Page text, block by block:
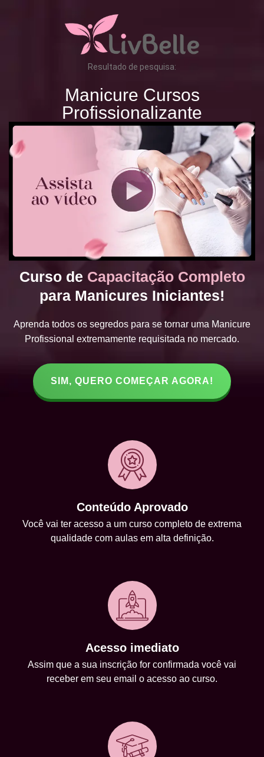
Resultado de pesquisa:
Manicure Cursos
Profissionalizante
Curso de Capacitação Completo
para Manicures Iniciantes!
Aprenda todos os segredos para se tornar uma Manicure
Profissional extremamente requisitada no mercado.
SIM, QUERO COMEÇAR AGORA!
Conteúdo Aprovado
Você vai ter acesso a um curso completo de extrema
qualidade com aulas em alta definição.
Acesso imediato
Assim que a sua inscrição for confirmada você vai
receber em seu email o acesso ao curso.